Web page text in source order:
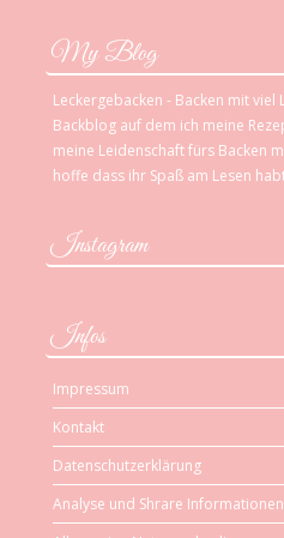
My Blog
Leckergebacken - Backen mit
Backblog auf dem ich meine
meine Leidenschaft fürs Backen
hoffe dass ihr Spaß am Lesen
Instagram
Infos
Impressum
Kontakt
Datenschutzerklärung
Analyse und Shrare Informationen